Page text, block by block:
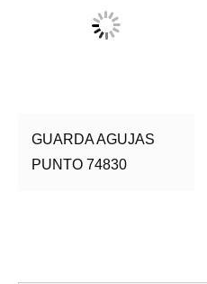
GUARDA AGUJAS
PUNTO 74830